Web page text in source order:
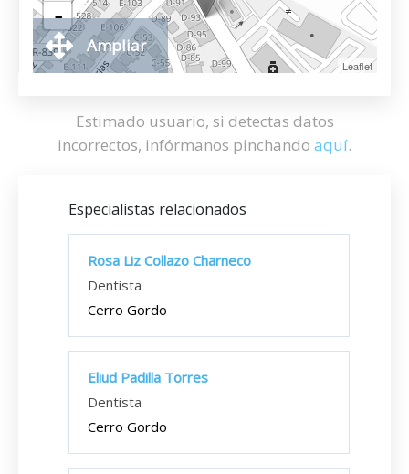
-
Leaflet
Ampliar
Estimado usuario, si detectas datos
incorrectos, infórmanos pinchando aquí.
Especialistas relacionados
Rosa Liz Collazo Charneco
Dentista
Cerro Gordo
Eliud Padilla Torres
Dentista
Cerro Gordo